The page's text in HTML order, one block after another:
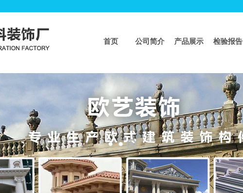
首页 公司简介 产品展示 检验报告
首页>>工程业绩